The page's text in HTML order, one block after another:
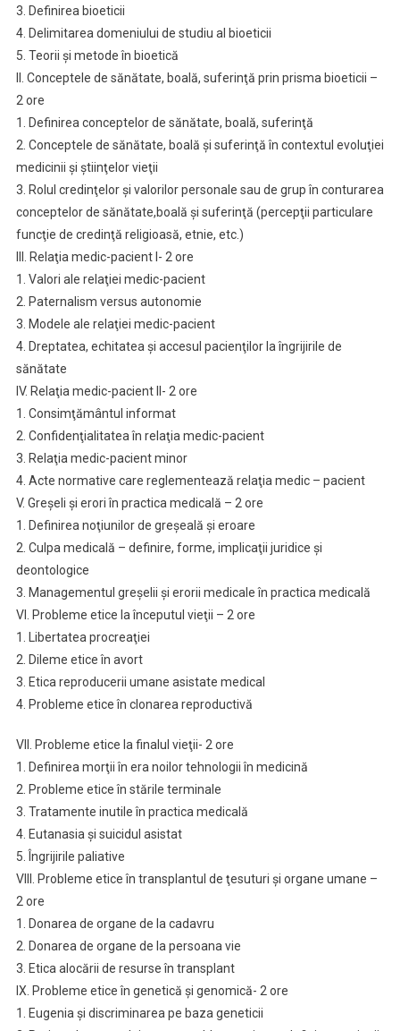
3. Definirea bioeticii
4. Delimitarea domeniului de studiu al bioeticii
5. Teorii şi metode în bioetică
II. Conceptele de sănătate, boală, suferinţă prin prisma bioeticii –
2 ore
1. Definirea conceptelor de sănătate, boală, suferinţă
2. Conceptele de sănătate, boală şi suferinţă în contextul evoluţiei
medicinii şi ştiinţelor vieţii
3. Rolul credinţelor şi valorilor personale sau de grup în conturarea
conceptelor de sănătate,boală şi suferinţă (percepţii particulare
funcţie de credinţă religioasă, etnie, etc.)
III. Relaţia medic-pacient I- 2 ore
1. Valori ale relaţiei medic-pacient
2. Paternalism versus autonomie
3. Modele ale relaţiei medic-pacient
4. Dreptatea, echitatea şi accesul pacienţilor la îngrijirile de
sănătate
IV. Relaţia medic-pacient II- 2 ore
1. Consimţământul informat
2. Confidenţialitatea în relaţia medic-pacient
3. Relaţia medic-pacient minor
4. Acte normative care reglementează relaţia medic – pacient
V. Greşeli şi erori în practica medicală – 2 ore
1. Definirea noţiunilor de greşeală şi eroare
2. Culpa medicală – definire, forme, implicaţii juridice şi
deontologice
3. Managementul greşelii şi erorii medicale în practica medicală
VI. Probleme etice la începutul vieţii – 2 ore
1. Libertatea procreaţiei
2. Dileme etice în avort
3. Etica reproducerii umane asistate medical
4. Probleme etice în clonarea reproductivă
VII. Probleme etice la finalul vieţii- 2 ore
1. Definirea morţii în era noilor tehnologii în medicină
2. Probleme etice în stările terminale
3. Tratamente inutile în practica medicală
4. Eutanasia şi suicidul asistat
5. Îngrijirile paliative
VIII. Probleme etice în transplantul de ţesuturi şi organe umane –
2 ore
1. Donarea de organe de la cadavru
2. Donarea de organe de la persoana vie
3. Etica alocării de resurse în transplant
IX. Probleme etice în genetică şi genomică- 2 ore
1. Eugenia şi discriminarea pe baza geneticii